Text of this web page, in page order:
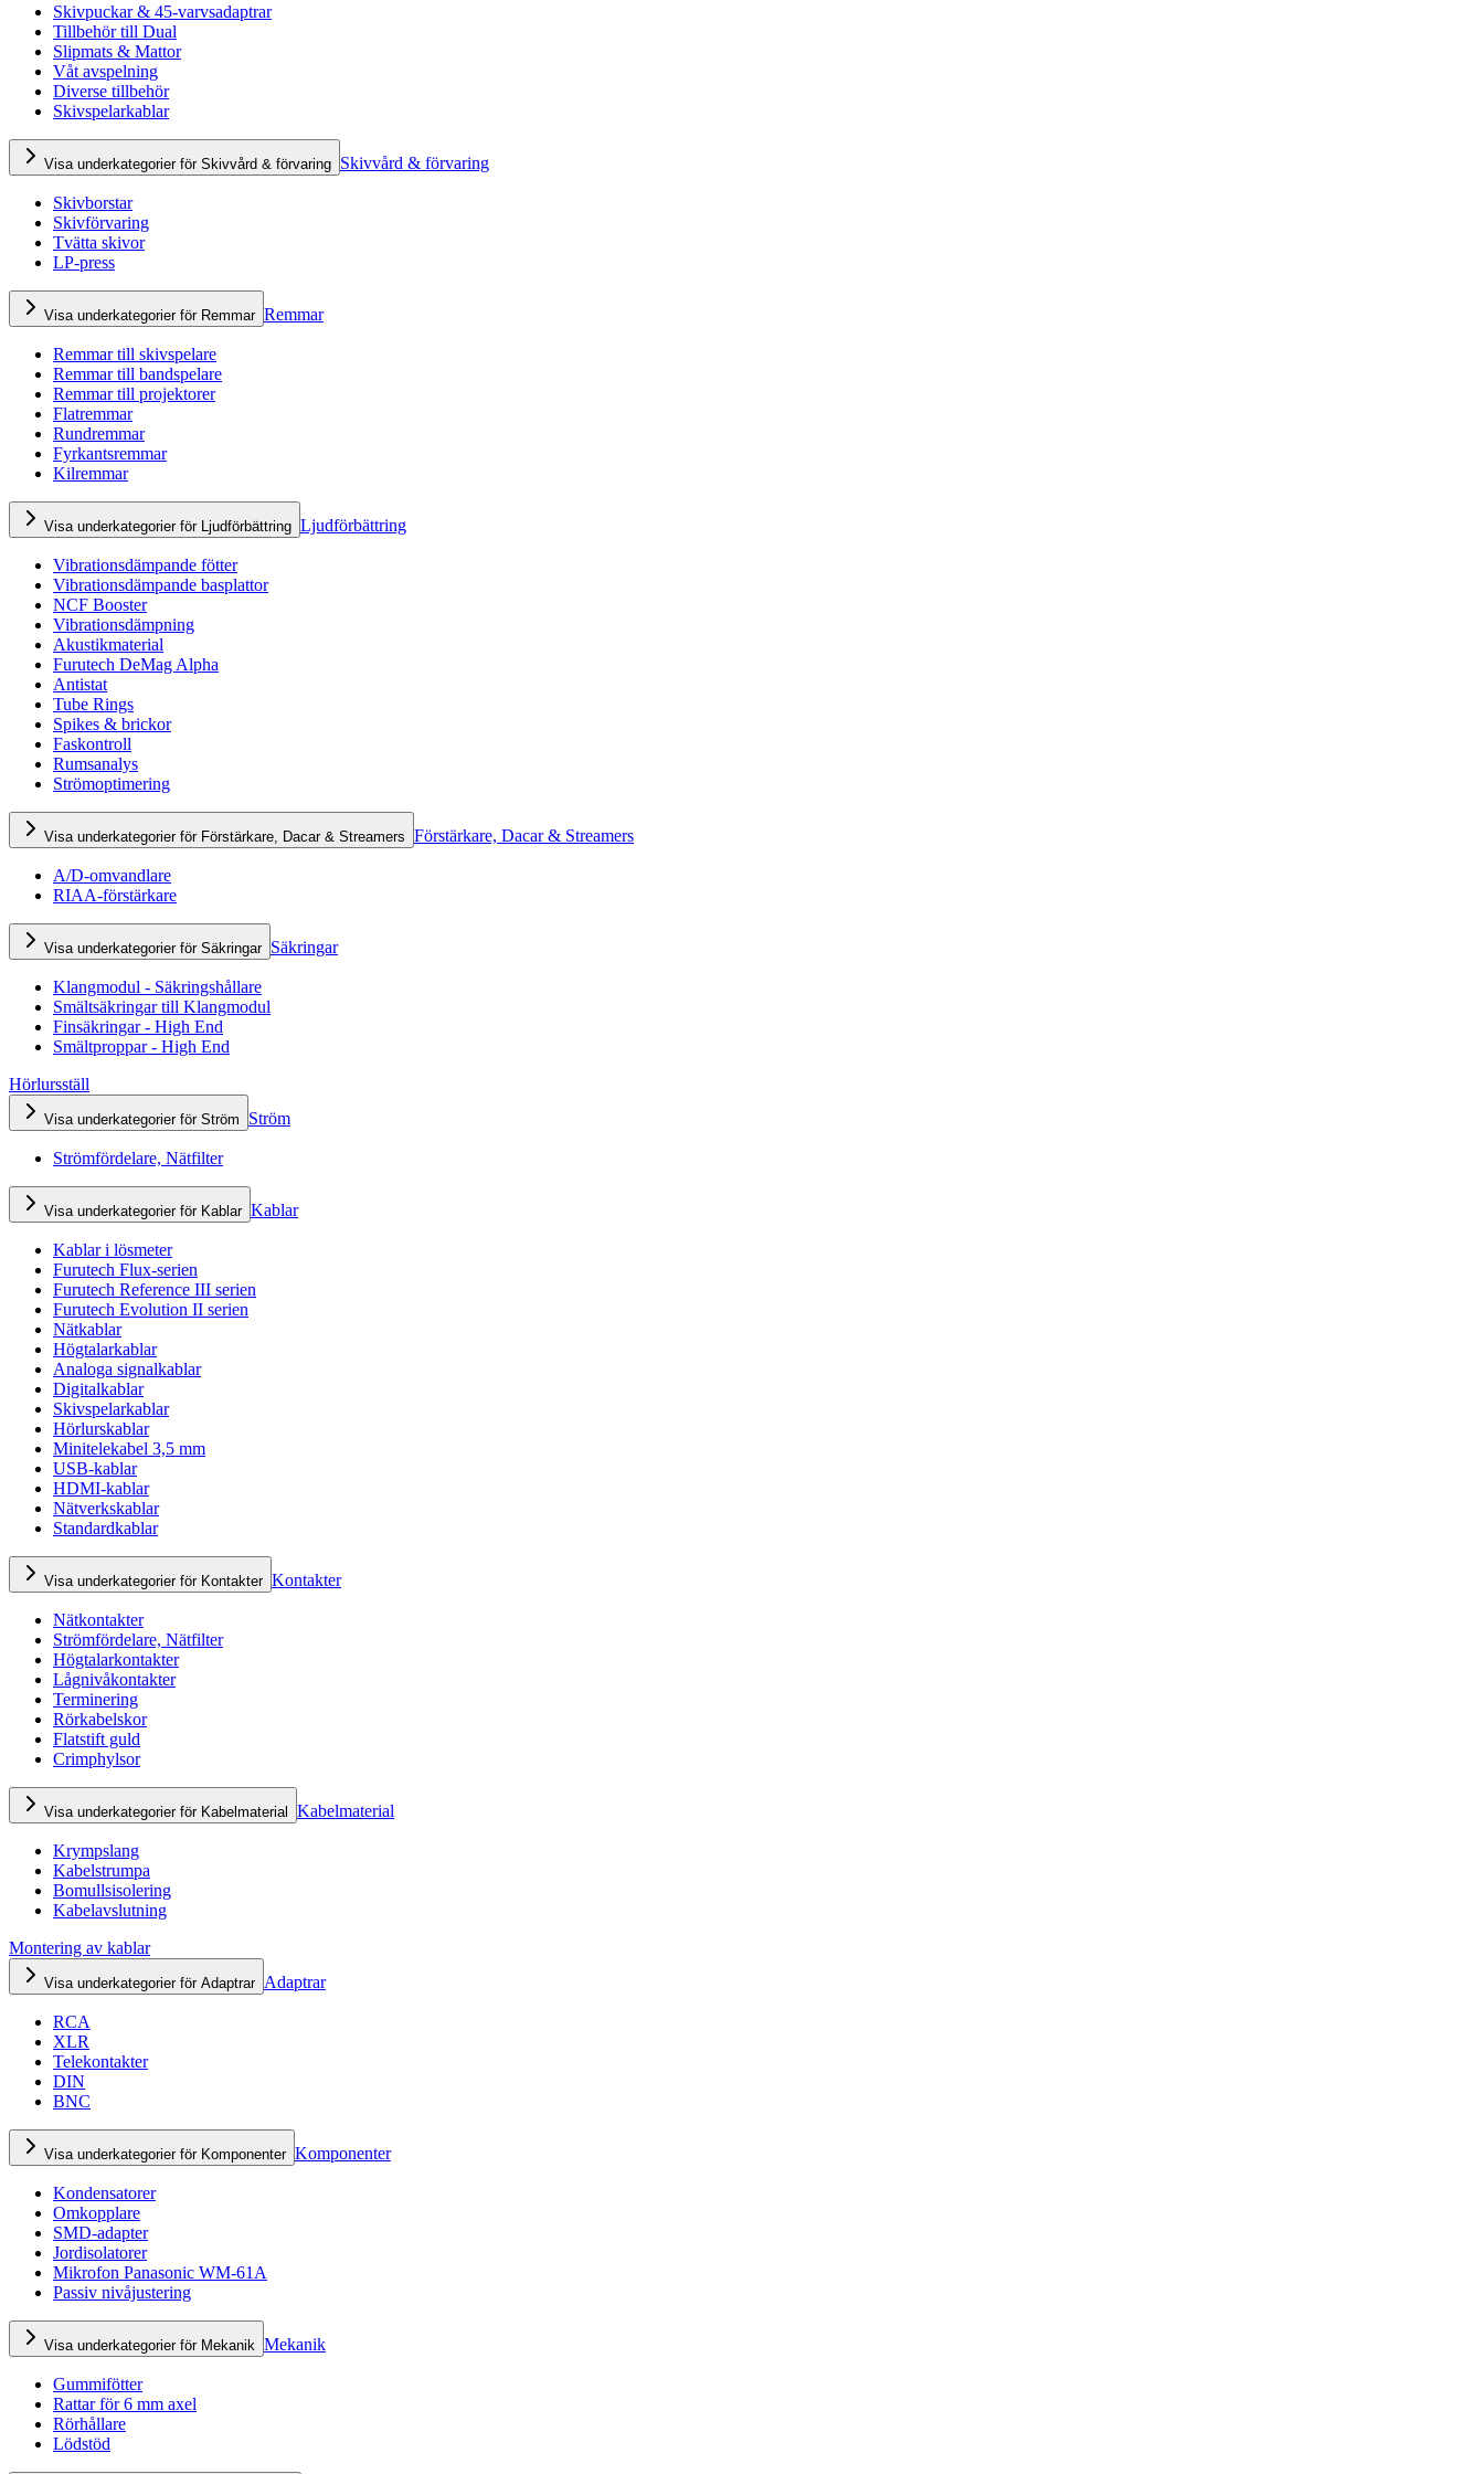
Skivpuckar & 45-varvsadaptrar
Tillbehör till Dual
Slipmats & Mattor
Våt avspelning
Diverse tillbehör
Skivspelarkablar
Visa underkategorier för Skivvård & förvaring Skivvård & förvaring
Skivborstar
Skivförvaring
Tvätta skivor
LP-press
Visa underkategorier för Remmar Remmar
Remmar till skivspelare
Remmar till bandspelare
Remmar till projektorer
Flatremmar
Rundremmar
Fyrkantsremmar
Kilremmar
Visa underkategorier för Ljudförbättring Ljudförbättring
Vibrationsdämpande fötter
Vibrationsdämpande basplattor
NCF Booster
Vibrationsdämpning
Akustikmaterial
Furutech DeMag Alpha
Antistat
Tube Rings
Spikes & brickor
Faskontroll
Rumsanalys
Strömoptimering
Visa underkategorier för Förstärkare, Dacar & Streamers Förstärkare, Dacar & Streamers
A/D-omvandlare
RIAA-förstärkare
Visa underkategorier för Säkringar Säkringar
Klangmodul - Säkringshållare
Smältsäkringar till Klangmodul
Finsäkringar - High End
Smältproppar - High End
Hörlursställ
Visa underkategorier för Ström Ström
Strömfördelare, Nätfilter
Visa underkategorier för Kablar Kablar
Kablar i lösmeter
Furutech Flux-serien
Furutech Reference III serien
Furutech Evolution II serien
Nätkablar
Högtalarkablar
Analoga signalkablar
Digitalkablar
Skivspelarkablar
Hörlurskablar
Minitelekabel 3,5 mm
USB-kablar
HDMI-kablar
Nätverkskablar
Standardkablar
Visa underkategorier för Kontakter Kontakter
Nätkontakter
Strömfördelare, Nätfilter
Högtalarkontakter
Lågnivåkontakter
Terminering
Rörkabelskor
Flatstift guld
Crimphylsor
Visa underkategorier för Kabelmaterial Kabelmaterial
Krympslang
Kabelstrumpa
Bomullsisolering
Kabelavslutning
Montering av kablar
Visa underkategorier för Adaptrar Adaptrar
RCA
XLR
Telekontakter
DIN
BNC
Visa underkategorier för Komponenter Komponenter
Kondensatorer
Omkopplare
SMD-adapter
Jordisolatorer
Mikrofon Panasonic WM-61A
Passiv nivåjustering
Visa underkategorier för Mekanik Mekanik
Gummifötter
Rattar för 6 mm axel
Rörhållare
Lödstöd